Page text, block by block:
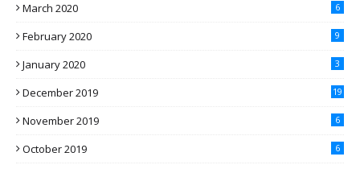
March 2020 6
February 2020 9
January 2020 3
December 2019 19
November 2019 6
October 2019 6